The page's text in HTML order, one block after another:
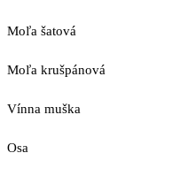
Moľa šatová
Moľa krušpánová
Vínna muška
Osa